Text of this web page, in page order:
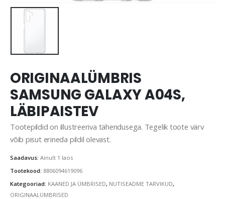
ORIGINAALÜMBRIS
SAMSUNG GALAXY A04S,
LÄBIPAISTEV
Tootepildid on illustreeriva tähendusega. Tegelik toote värv
võib pisut erineda pildil olevast.
Saadavus: Ainult 1 laos
Tootekood: 8806094619096
Kategooriad: KAANED JA ÜMBRISED, NUTISEADME TARVIKUD,
ORIGINAALÜMBRISED